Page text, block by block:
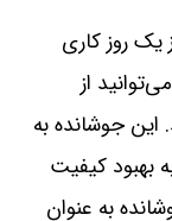
روز کاری
از
این جوشانده به
بهبود کیفیت
به عنوان